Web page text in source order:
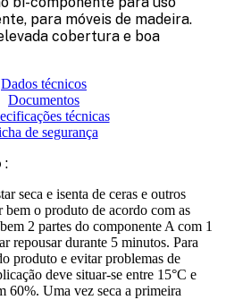
para móveis de madeira.
cobertura e boa
Dados técnicos
Documentos
técnicas
de segurança
:
seca e isenta de ceras e outros
o produto de acordo com as
2 partes do componente A com 1
repousar durante 5 minutos. Para
produto e evitar problemas de
deve situar-se entre 15°C e
60%. Uma vez seca a primeira